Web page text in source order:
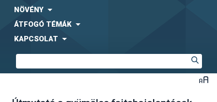
NÖVÉNY
ÁTFOGÓ TÉMÁK
KAPCSOLAT